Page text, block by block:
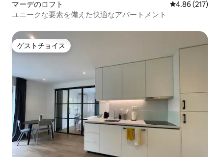
マーデのロフト レビュー217
4.86 (217)
ユニークな要素を備えた快適なアパートメント
ゲストチョイス
ゲストチョイス